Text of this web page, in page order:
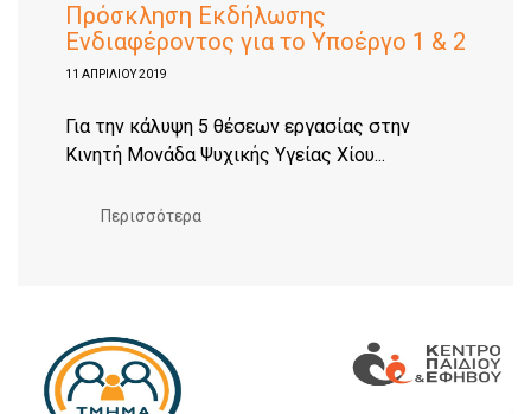
Πρόσκληση Εκδήλωσης
Ενδιαφέροντος για το Υποέργο 1 & 2
11 ΑΠΡΙΛΊΟΥ 2019
Για την κάλυψη 5 θέσεων εργασίας στην
Κινητή Μονάδα Ψυχικής Υγείας Χίου...
Περισσότερα